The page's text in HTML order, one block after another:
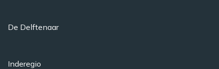
De Delftenaar
Inderegio